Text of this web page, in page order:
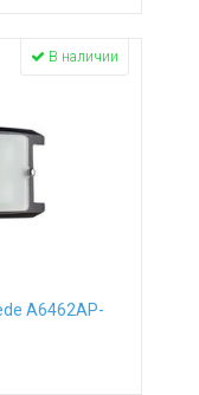
A6462AP-
В наличии